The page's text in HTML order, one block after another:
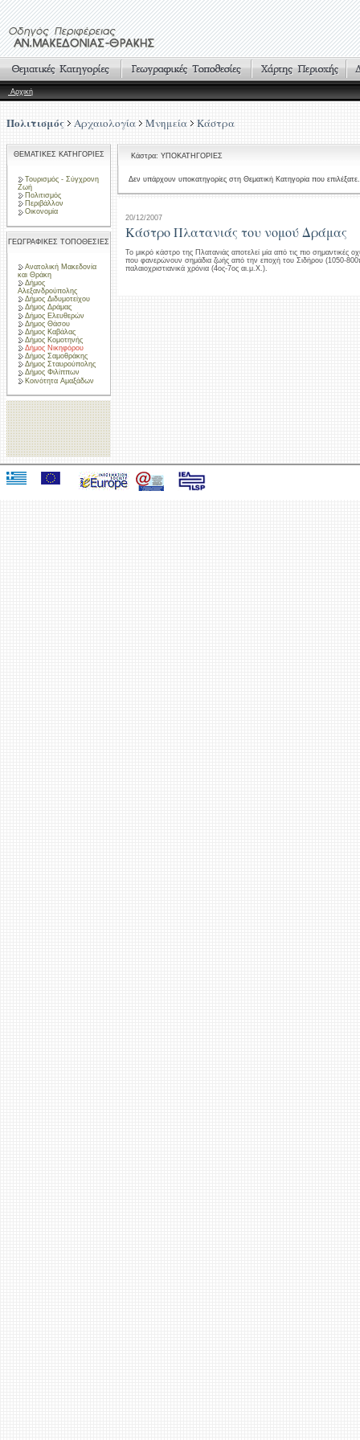
Αρχική
Πολιτισμός Αρχαιολογία Μνημεία Κάστρα
ΘΕΜΑΤΙΚΕΣ ΚΑΤΗΓΟΡΙΕΣ
Τουρισμός - Σύγχρονη
Ζωή
Πολιτισμός
Περιβάλλον
Οικονομία
ΓΕΩΓΡΑΦΙΚΕΣ ΤΟΠΟΘΕΣΙΕΣ
Ανατολική Μακεδονία
και Θράκη
Δήμος
Αλεξανδρούπολης
Δήμος Διδυμοτείχου
Δήμος Δράμας
Δήμος Ελευθερών
Δήμος Θάσου
Δήμος Καβάλας
Δήμος Κομοτηνής
Δήμος Νικηφόρου
Δήμος Σαμοθράκης
Δήμος Σταυρούπολης
Δήμος Φιλίππων
Κοινότητα Αμαξάδων
Κάστρα: ΥΠΟΚΑΤΗΓΟΡΙΕΣ
Δεν υπάρχουν υποκατηγορίες στη Θεματική Κατηγορία που επιλέξατε.
20/12/2007
Κάστρο Πλατανιάς του νομού Δράμας
Το μικρό κάστρο της Πλατανιάς αποτελεί μία από τις πιο σημαντικές
που φανερώνουν σημάδια ζωής από την εποχή του Σιδήρου (1050-
παλαιοχριστιανικά χρόνια (4ος-7ος αι.μ.Χ.).